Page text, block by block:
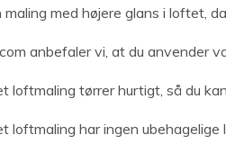
med højere glans i loftet,
anbefaler vi, at du anvender
loftmaling tørrer hurtigt, så du
loftmaling har ingen